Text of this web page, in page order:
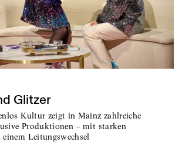
Glitzer
Kultur zeigt in Mainz zahlreiche
Produktionen – mit starken
Leitungswechsel